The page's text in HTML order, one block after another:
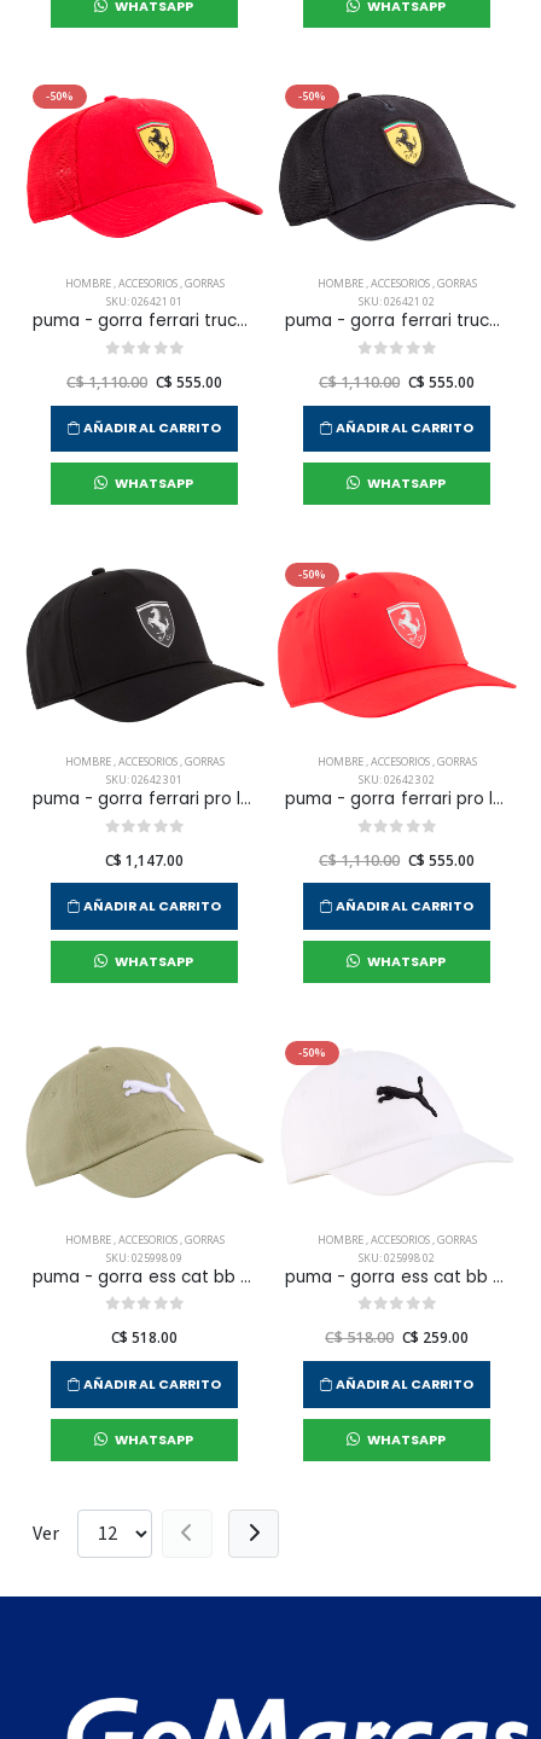
WHATSAPP WHATSAPP
-50%
HOMBRE,ACCESORIOS,GORRAS
SKU: 026421 01
puma - gorra ferrari trucker para hombre
C$ 1,110.00 C$ 555.00
AÑADIR AL CARRITO
WHATSAPP
-50%
HOMBRE,ACCESORIOS,GORRAS
SKU: 026421 02
puma - gorra ferrari trucker para hombre
C$ 1,110.00 C$ 555.00
AÑADIR AL CARRITO
WHATSAPP
HOMBRE,ACCESORIOS,GORRAS
SKU: 026423 01
puma - gorra ferrari pro low curve bb para hombre
C$ 1,147.00
AÑADIR AL CARRITO
WHATSAPP
-50%
HOMBRE,ACCESORIOS,GORRAS
SKU: 026423 02
puma - gorra ferrari pro low curve bb para hombre
C$ 1,110.00 C$ 555.00
AÑADIR AL CARRITO
WHATSAPP
HOMBRE,ACCESORIOS,GORRAS
SKU: 025998 09
puma - gorra ess cat bb para hombre
C$ 518.00
AÑADIR AL CARRITO
WHATSAPP
-50%
HOMBRE,ACCESORIOS,GORRAS
SKU: 025998 02
puma - gorra ess cat bb para hombre
C$ 518.00 C$ 259.00
AÑADIR AL CARRITO
WHATSAPP
Ver